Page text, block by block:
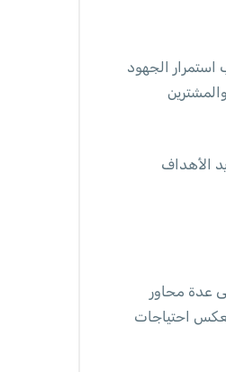
بجانب استمرار الجهود
تحديد الأهداف
يمكن تصنيف هذه الأهداف إلى عدة محاور
احتياجات